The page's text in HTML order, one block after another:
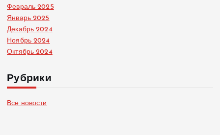
Февраль 2025
Январь 2025
Декабрь 2024
Ноябрь 2024
Октябрь 2024
Рубрики
Все новости